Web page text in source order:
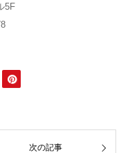
5F
次の記事